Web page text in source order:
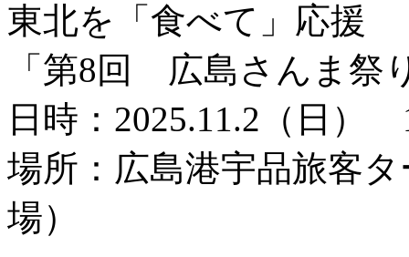
東北を「食べて」応援
「第8回 広島さんま祭
日時：2025.11.2（日）
場所：広島港宇品旅客
場）